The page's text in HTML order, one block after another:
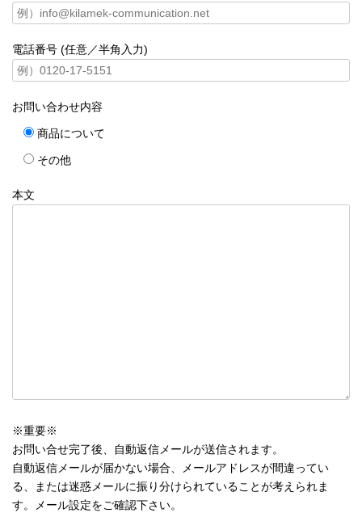
電話番号 (任意／半角入力)
お問い合わせ内容
商品について
その他
本文
※重要※
お問い合せ完了後、自動返信メールが送信されます。
自動返信メールが届かない場合、メールアドレスが間違ってい
る、または迷惑メールに振り分けられていることが考えられま
す。メール設定をご確認下さい。